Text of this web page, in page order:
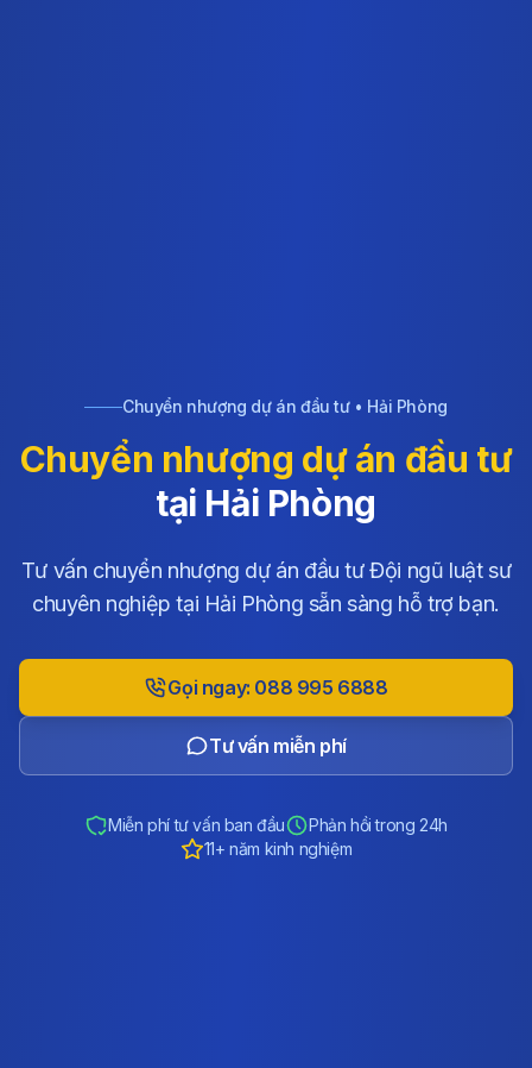
Chuyển nhượng dự án đầu tư • Hải Phòng
Chuyển nhượng dự án đầu tư
tại Hải Phòng
Tư vấn chuyển nhượng dự án đầu tư Đội ngũ luật sư
chuyên nghiệp tại Hải Phòng sẵn sàng hỗ trợ bạn.
Gọi ngay: 088 995 6888
Tư vấn miễn phí
Miễn phí tư vấn ban đầu
Phản hồi trong 24h
11+ năm kinh nghiệm